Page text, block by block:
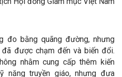
đo bằng quãng đường, nhưng
được chạm đến và biến đổi.
nhằm cung cấp thêm kiến
năng truyền giáo, nhưng đưa